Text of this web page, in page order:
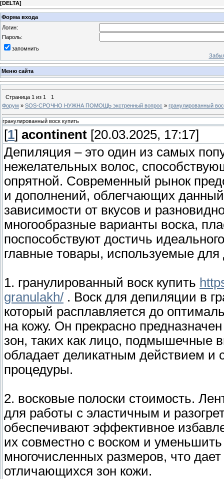
[DELTA]
Форма входа
Логин:
Пароль:
запомнить
Меню сайта
Страница 1 из 1
1
Форум » SOS-СРОЧНО НУЖНА ПОМОЩЬ экстренный вопрос » гранулированный
гранулированный воск купить
[1] acontinent [20.03.2025, 17:17]
Депиляция – это один из самых
нежелательных волос,
опрятной. Современный рынок
и дополнений, облегчающих
зависимости от вкусов и
многообразные варианты воска,
поспособствуют достичь
главные товары, используемые
1. гранулированный воск купить
granulakh/ . Воск для депиляции в
который расплавляется до
на кожу. Он прекрасно
зон, таких как лицо, подмышечные
обладает деликатным действием и
процедуры.
2. восковые полоски стоимость.
для работы с эластичным и
обеспечивают эффективное
их совместно с воском и
многочисленных размеров, что
отличающихся зон кожи.